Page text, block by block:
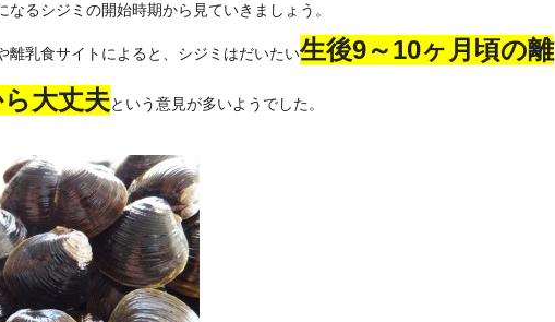
なるシジミの開始時期から見ていきましょう。
離乳食サイトによると、シジミはだいたい生後9～10ヶ月頃の離
大丈夫という意見が多いようでした。